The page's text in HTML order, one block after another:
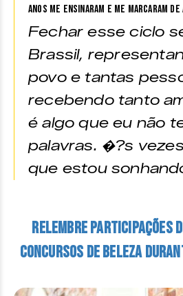
anos me ensinaram e me marcaram
Fechar esse ciclo
Brassil,
povo e tantas
recebendo tanto
é algo que eu não
palavras. �?s
que estou
Relembre participações
concursos de beleza